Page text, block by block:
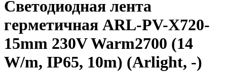
Светодиодная лента
герметичная ARL-PV-X720-
15mm 230V Warm2700 (14
W/m, IP65, 10m) (Arlight, -)